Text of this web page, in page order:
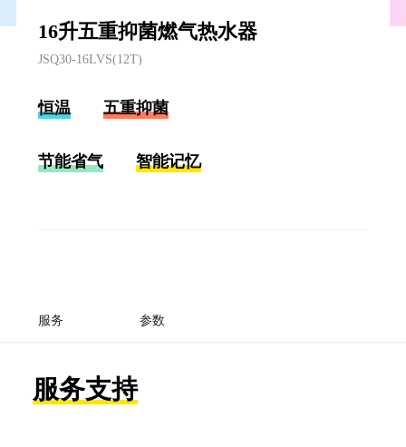
16升五重抑菌燃气热水器
JSQ30-16LVS(12T)
恒温 五重抑菌
节能省气 智能记忆
服务 参数
服务支持